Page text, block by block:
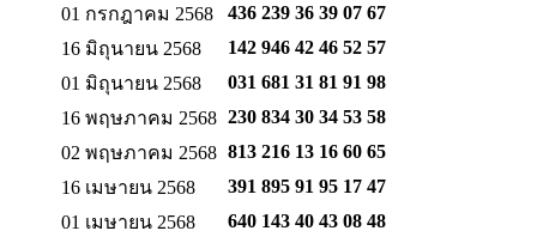
01 กรกฎาคม 2568
436 239 36 39 07 67
16 มิถุนายน 2568
142 946 42 46 52 57
01 มิถุนายน 2568
031 681 31 81 91 98
16 พฤษภาคม 2568 230 834 30 34 53 58
02 พฤษภาคม 2568 813 216 13 16 60 65
16 เมษายน 2568
391 895 91 95 17 47
01 เมษายน 2568
640 143 40 43 08 48